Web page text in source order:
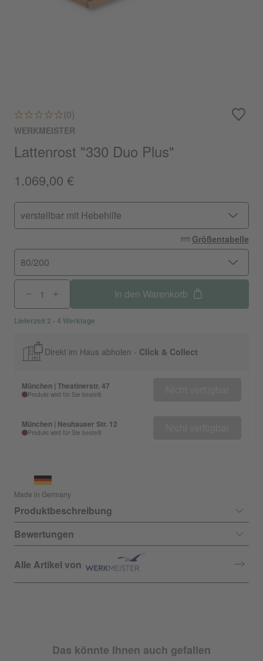
(0)
WERKMEISTER
Lattenrost "330 Duo Plus"
1.069,00 €
verstellbar mit Hebehilfe
Größentabelle
80/200
In den Warenkorb
Lieferzeit 2 - 4 Werktage
Direkt im Haus abholen - Click & Collect
München | Theatinerstr. 47
Produkt wird für Sie bestellt
München | Neuhauser Str. 12
Produkt wird für Sie bestellt
Made in Germany
Produktbeschreibung
Bewertungen
Alle Artikel von
Das könnte Ihnen auch gefallen